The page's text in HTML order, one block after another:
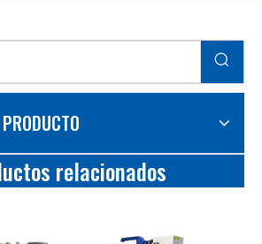
relacionados